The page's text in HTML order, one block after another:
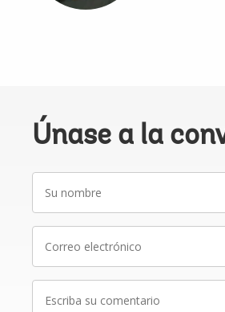
Únase a la
Su
nombre
Correo
electrónico
Escriba